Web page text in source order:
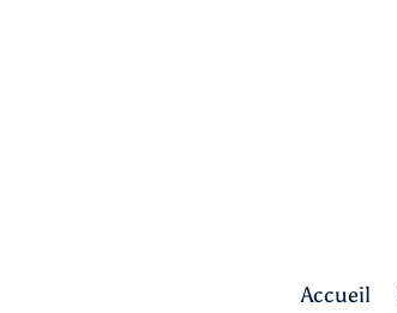
Accueil